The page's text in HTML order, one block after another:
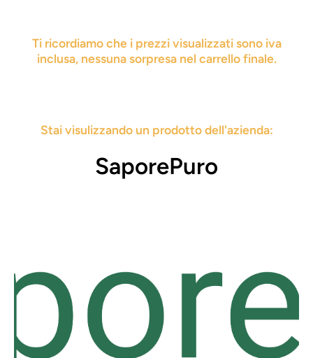
Ti ricordiamo che i prezzi visualizzati sono iva
inclusa, nessuna sorpresa nel carrello finale.
Stai visulizzando un prodotto dell'azienda:
SaporePuro